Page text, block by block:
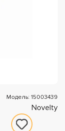
Модель: 15003439
Novelty